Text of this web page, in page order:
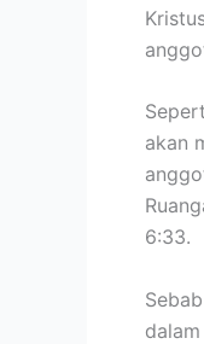
akan
6:33.